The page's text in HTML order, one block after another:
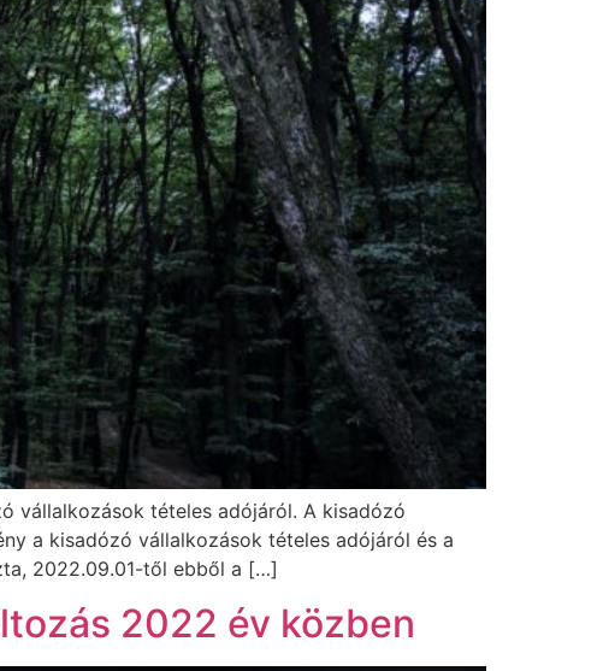
vállalkozások tételes adójáról. A kisadózó
a kisadózó vállalkozások tételes adójáról és a
2022.09.01-től ebből a […]
2022 év közben